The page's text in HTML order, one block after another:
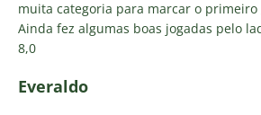
muita categoria para marcar o primeiro
Ainda fez algumas boas jogadas pelo
8,0
Everaldo